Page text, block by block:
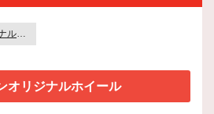
ブリヂストンオリジナルホイール
オリジナルホイール